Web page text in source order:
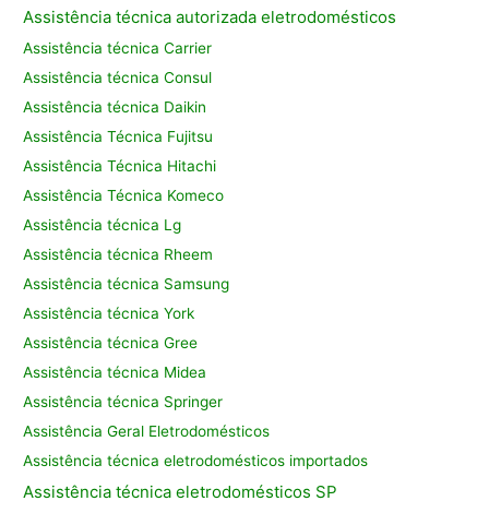
Assistência técnica autorizada eletrodomésticos
Assistência técnica Carrier
Assistência técnica Consul
Assistência técnica Daikin
Assistência Técnica Fujitsu
Assistência Técnica Hitachi
Assistência Técnica Komeco
Assistência técnica Lg
Assistência técnica Rheem
Assistência técnica Samsung
Assistência técnica York
Assistência técnica Gree
Assistência técnica Midea
Assistência técnica Springer
Assistência Geral Eletrodomésticos
Assistência técnica eletrodomésticos importados
Assistência técnica eletrodomésticos SP